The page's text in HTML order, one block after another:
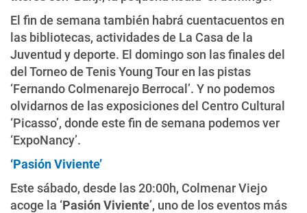
El fin de semana también habrá cuentacuentos en
las bibliotecas, actividades de La Casa de la
Juventud y deporte. El domingo son las finales del
del Torneo de Tenis Young Tour en las pistas
‘Fernando Colmenarejo Berrocal’. Y no podemos
olvidarnos de las exposiciones del Centro Cultural
‘Picasso’, donde este fin de semana podemos ver
‘ExpoNancy’.
‘Pasión Viviente’
Este sábado, desde las 20:00h, Colmenar Viejo
acoge la ‘Pasión Viviente’, uno de los eventos más